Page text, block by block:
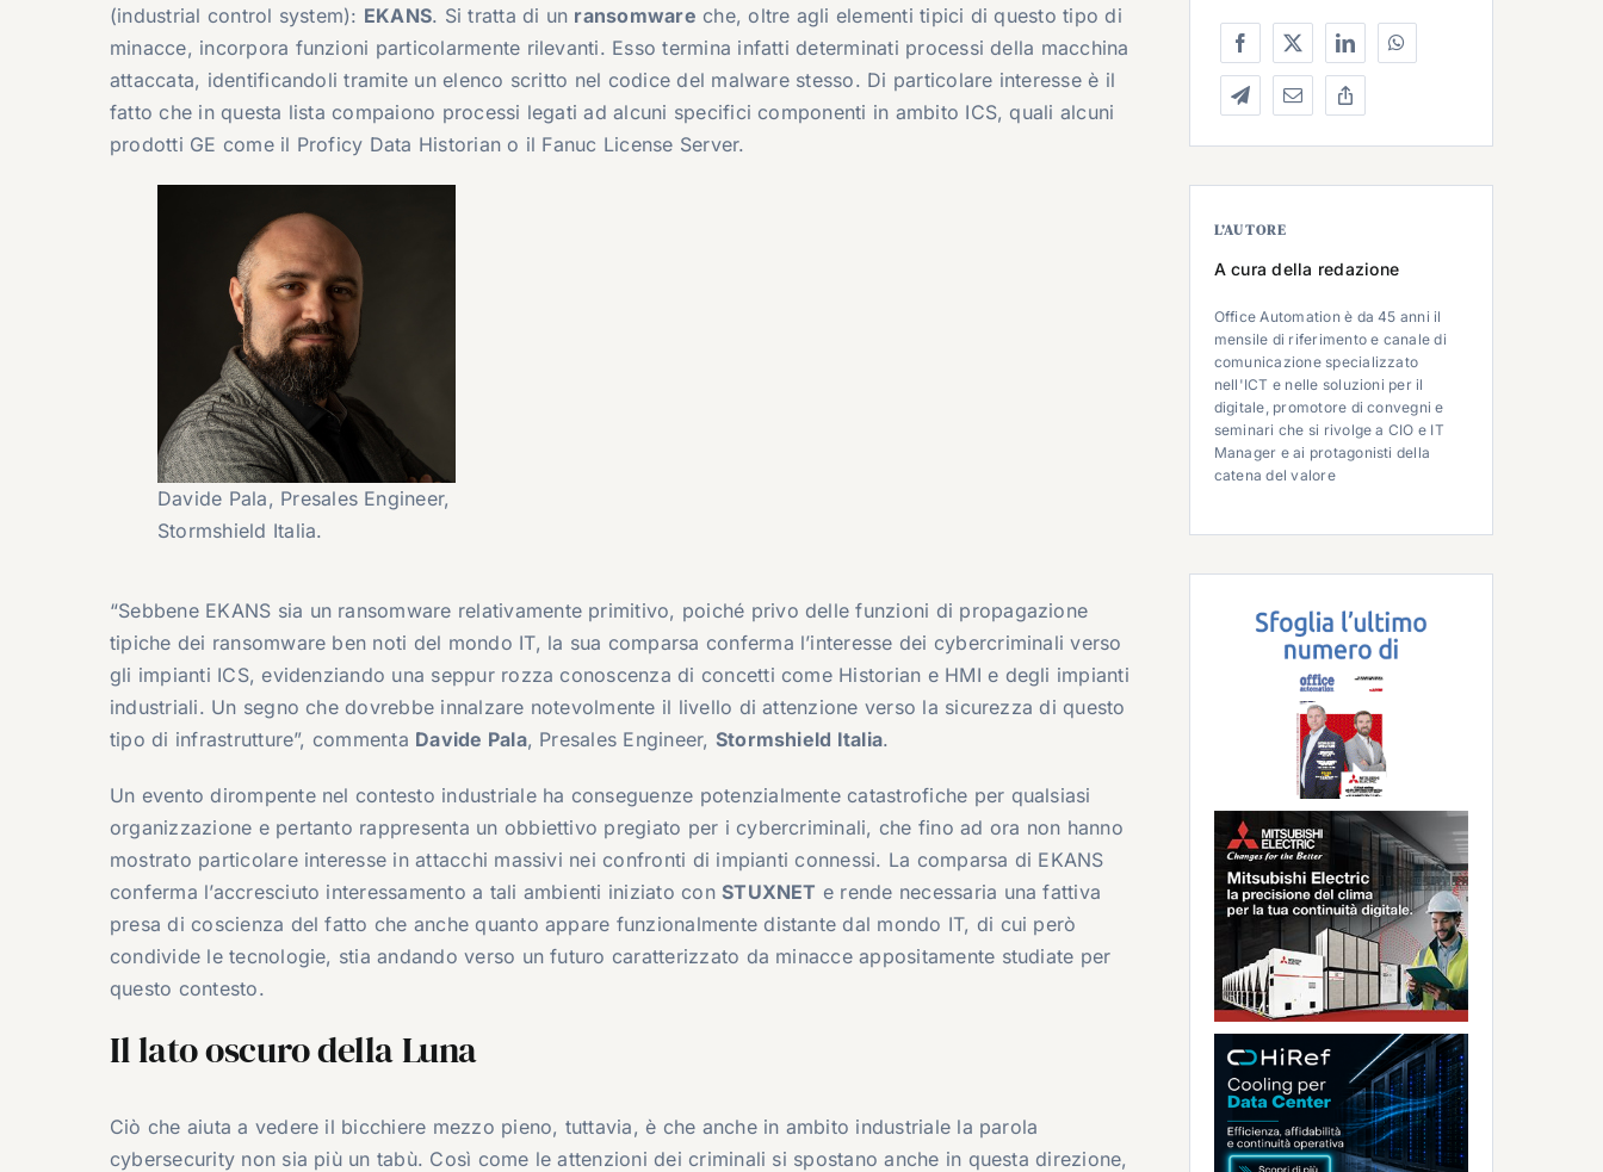
(industrial control system): EKANS. Si tratta di un ransomware che, oltre agli elementi tipici di questo tipo di
minacce, incorpora funzioni particolarmente rilevanti. Esso termina infatti determinati processi della macchina
attaccata, identificandoli tramite un elenco scritto nel codice del malware stesso. Di particolare interesse è il
fatto che in questa lista compaiono processi legati ad alcuni specifici componenti in ambito ICS, quali alcuni
prodotti GE come il Proficy Data Historian o il Fanuc License Server.
Davide Pala, Presales Engineer,
Stormshield Italia.
“Sebbene EKANS sia un ransomware relativamente primitivo, poiché privo delle funzioni di propagazione
tipiche dei ransomware ben noti del mondo IT, la sua comparsa conferma l’interesse dei cybercriminali verso
gli impianti ICS, evidenziando una seppur rozza conoscenza di concetti come Historian e HMI e degli impianti
industriali. Un segno che dovrebbe innalzare notevolmente il livello di attenzione verso la sicurezza di questo
tipo di infrastrutture”, commenta Davide Pala, Presales Engineer, Stormshield Italia.
Un evento dirompente nel contesto industriale ha conseguenze potenzialmente catastrofiche per qualsiasi
organizzazione e pertanto rappresenta un obbiettivo pregiato per i cybercriminali, che fino ad ora non hanno
mostrato particolare interesse in attacchi massivi nei confronti di impianti connessi. La comparsa di EKANS
conferma l’accresciuto interessamento a tali ambienti iniziato conSTUXNET e rende necessaria una fattiva
presa di coscienza del fatto che anche quanto appare funzionalmente distante dal mondo IT, di cui però
condivide le tecnologie, stia andando verso un futuro caratterizzato da minacce appositamente studiate per
questo contesto.
Il lato oscuro della Luna
Ciò che aiuta a vedere il bicchiere mezzo pieno, tuttavia, è che anche in ambito industriale la parola
cybersecurity non sia più un tabù. Così come le attenzioni dei criminali si spostano anche in questa direzione,
L’AUTORE
A cura della redazione
Office Automation è da 45 anni il
mensile di riferimento e canale di
comunicazione specializzato
nell'ICT e nelle soluzioni per il
digitale, promotore di convegni e
seminari che si rivolge a CIO e IT
Manager e ai protagonisti della
catena del valore